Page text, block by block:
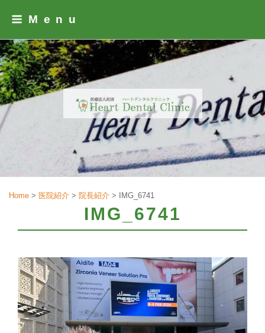
Menu
Home > 医院紹介 > 院長紹介 > IMG_6741
IMG_6741